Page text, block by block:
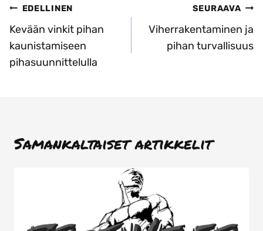
Artikkelien
selaus
EDELLINEN
Kevään vinkit pihan
kaunistamiseen
pihasuunnittelulla
SEURAAVA
Viherrakentaminen ja
pihan turvallisuus
Samankaltaiset artikkelit